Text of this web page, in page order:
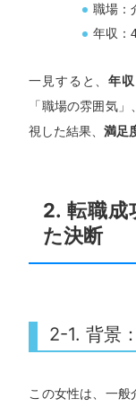
職場：
年収：
一見すると、年
「職場の雰囲気
視した結果、満足
2. 転職成
た決断
2-1. 背景
この女性は、一般